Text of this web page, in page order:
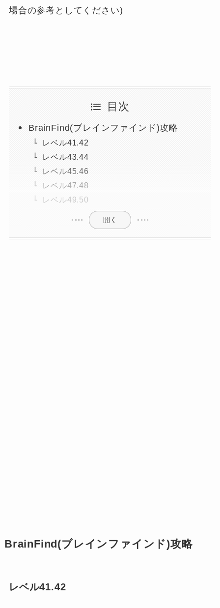
場合の参考としてください)
目次
BrainFind(ブレインファインド)攻略
レベル41.42
レベル43.44
レベル45.46
レベル47.48
レベル49.50
開く
BrainFind(ブレインファインド)攻略
レベル41.42